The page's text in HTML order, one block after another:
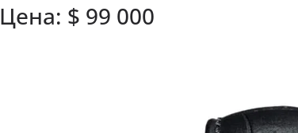
Цена: $ 99 000